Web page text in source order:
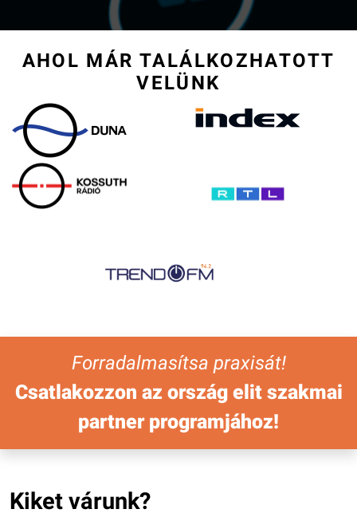
AHOL MÁR TALÁLKOZHATOTT
VELÜNK
Forradalmasítsa praxisát!
Csatlakozzon az ország elit szakmai
partner programjához!
Kiket várunk?